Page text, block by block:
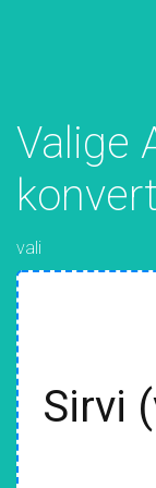
Valige
vali
Sirvi